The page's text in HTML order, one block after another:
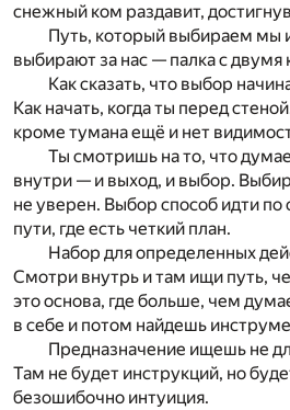
снежный ком раздавит,
Путь, который выбираем мы
выбирают за нас — палка с двумя
Как сказать, что выбор
Как начать, когда ты перед
кроме тумана ещё и нет
Ты смотришь на то, что
внутри — и выход, и выбор.
не уверен. Выбор способ идти
пути, где есть четкий план.
Набор для определенных
Смотри внутрь и там ищи путь,
это основа, где больше, чем
в себе и потом найдешь
Предназначение ищешь не
Там не будет инструкций, но
безошибочно интуиция.